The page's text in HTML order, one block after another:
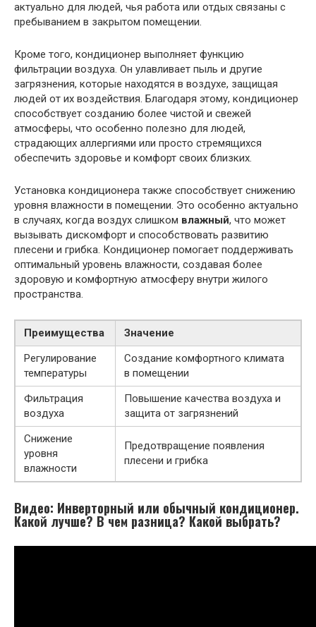
актуально для людей, чья работа или отдых связаны с
пребыванием в закрытом помещении.
Кроме того, кондиционер выполняет функцию
фильтрации воздуха. Он улавливает пыль и другие
загрязнения, которые находятся в воздухе, защищая
людей от их воздействия. Благодаря этому, кондиционер
способствует созданию более чистой и свежей
атмосферы, что особенно полезно для людей,
страдающих аллергиями или просто стремящихся
обеспечить здоровье и комфорт своих близких.
Установка кондиционера также способствует снижению
уровня влажности в помещении. Это особенно актуально
в случаях, когда воздух слишком влажный, что может
вызывать дискомфорт и способствовать развитию
плесени и грибка. Кондиционер помогает поддерживать
оптимальный уровень влажности, создавая более
здоровую и комфортную атмосферу внутри жилого
пространства.
Преимущества
Значение
Регулирование
температуры
Создание комфортного климата
в помещении
Фильтрация
воздуха
Повышение качества воздуха и
защита от загрязнений
Снижение
уровня
влажности
Предотвращение появления
плесени и грибка
Видео: Инверторный или обычный кондиционер.
Какой лучше? В чем разница? Какой выбрать?